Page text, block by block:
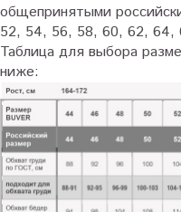
общепринятыми
52, 54, 56, 58, 60, 62, 64,
Таблица для выбора
ниже: